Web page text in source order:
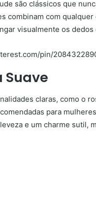
são clássicos que
combinam com
visualmente os
pin/
Suave
claras, como o
para
e um charme sutil,